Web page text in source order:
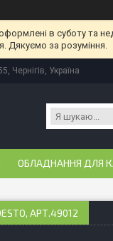
в суботу та
Дякуємо за розуміння.
Чернігів, Україна
ОБЛАДНАННЯ ДЛЯ
АРТ.49012